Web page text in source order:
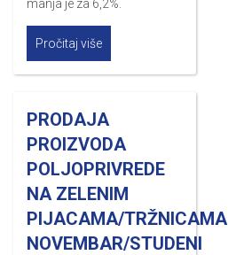
manja je za 6,2%.
Pročitaj više
PRODAJA
PROIZVODA
POLJOPRIVREDE
NA ZELENIM
PIJACAMA/TRŽNICAMA
NOVEMBAR/STUDENI